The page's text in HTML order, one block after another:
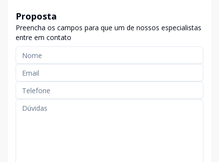
Proposta
Preencha os campos para que um de nossos especialistas
entre em contato